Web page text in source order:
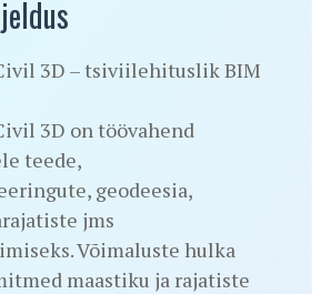
3D – tsiviilehituslik BIM
3D on töövahend
teede,
geodeesia,
jms
Võimaluste hulka
maastiku ja rajatiste